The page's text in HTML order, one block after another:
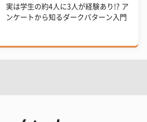
実は学生の約4人に3人が経験あり!? ア
ンケートから知るダークパターン入門